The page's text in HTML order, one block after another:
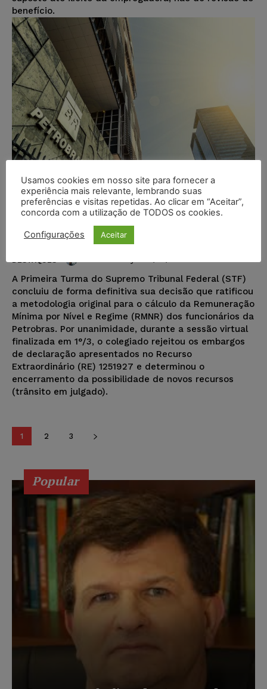
benefício.
STF encerra definitivamente caso
sobre cálculo de remuneração
mínima na Petrobras
A Primeira Turma do Supremo Tribunal Federal (STF)
concluiu de forma definitiva sua decisão que ratificou
a metodologia original para o cálculo da Remuneração
Mínima por Nível e Regime (RMNR) dos funcionários da
Petrobras. Por unanimidade, durante a sessão virtual
finalizada em 1°/3, o colegiado rejeitou os embargos
de declaração apresentados no Recurso
Extraordinário (RE) 1251927 e determinou o
encerramento da possibilidade de novos recursos
(trânsito em julgado).
1 2 3
Popular
Usamos cookies em nosso site para fornecer a
experiência mais relevante, lembrando suas
preferências e visitas repetidas. Ao clicar em “Aceitar”,
concorda com a utilização de TODOS os cookies.
Configurações Aceitar